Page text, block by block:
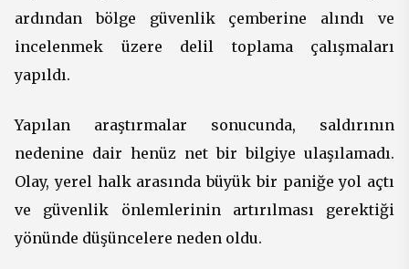
ardından bölge güvenlik çemberine alındı ve
incelenmek üzere delil toplama çalışmaları
yapıldı.
Yapılan araştırmalar sonucunda, saldırının
nedenine dair henüz net bir bilgiye ulaşılamadı.
Olay, yerel halk arasında büyük bir paniğe yol açtı
ve güvenlik önlemlerinin artırılması gerektiği
yönünde düşüncelere neden oldu.